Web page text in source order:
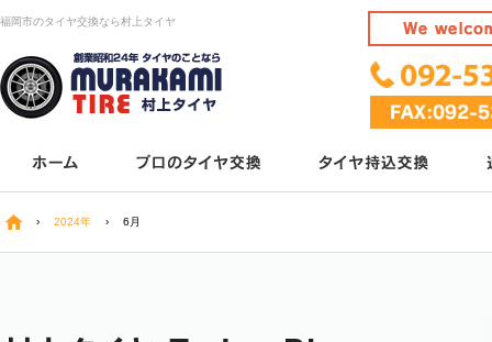
福岡市のタイヤ交換なら村上タイヤ
› 2024年 › 6月